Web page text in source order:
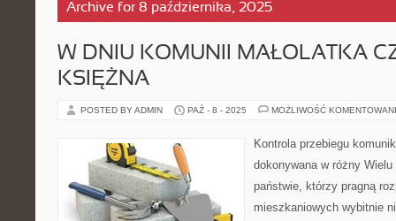
Archive for 8 października, 2025
W DNIU KOMUNII MAŁOLATKA
KSIĘŻNA
POSTED BY ADMIN PAŹ - 8 - 2025 MOŻLIWOŚĆ
Kontrola przebiegu
dokonywana w różny
państwie, którzy pragną
mieszkaniowych wybitnie